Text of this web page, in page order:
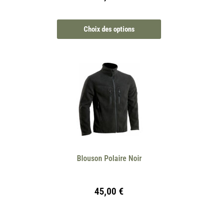
Choix des options
Blouson Polaire Noir
45,00 €